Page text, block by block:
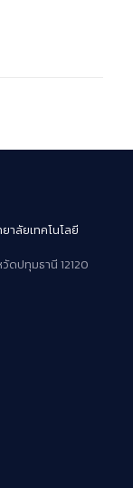
าลัยเทคโนโลยี
ปทุมธานี 12120